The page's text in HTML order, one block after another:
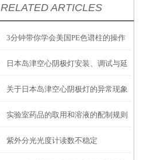
RELATED ARTICLES
3分钟带你学会美国PE色谱柱的操作
步骤
日本岛津空心阴极灯安装、调试与延
长使用寿命的实操技巧
关于日本岛津空心阴极灯的异常现象
及处理方法
实验室药品的取用和溶液的配制规则
紫外分光光度计读数不稳定